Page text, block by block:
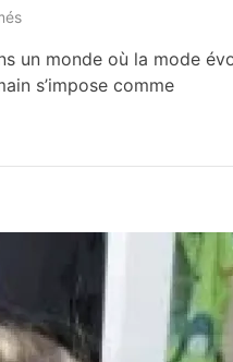
un monde où la mode
s’impose comme